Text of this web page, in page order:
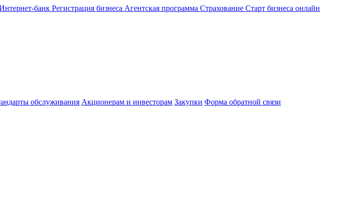
банк Регистрация бизнеса Агентская программа Страхование Старт бизнеса онлайн
обслуживания Акционерам и инвесторам Закупки Форма обратной связи